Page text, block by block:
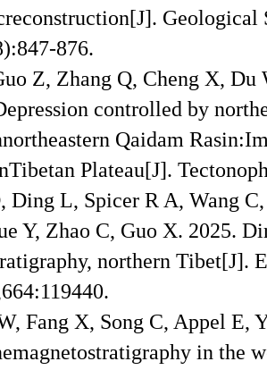
876.
Z, Zhang Q, Cheng X, Du
controlled by
Qaidam
Plateau[J].
Ding L, Spicer R A, Wang
Y, Zhao C, Guo X. 2025.
northern Tibet[J].
Fang X, Song C, Appel E,
in the